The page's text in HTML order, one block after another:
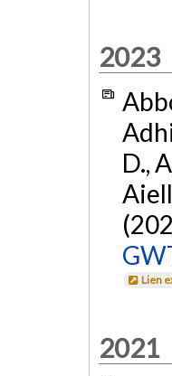
2023
D.,
Lien
2021